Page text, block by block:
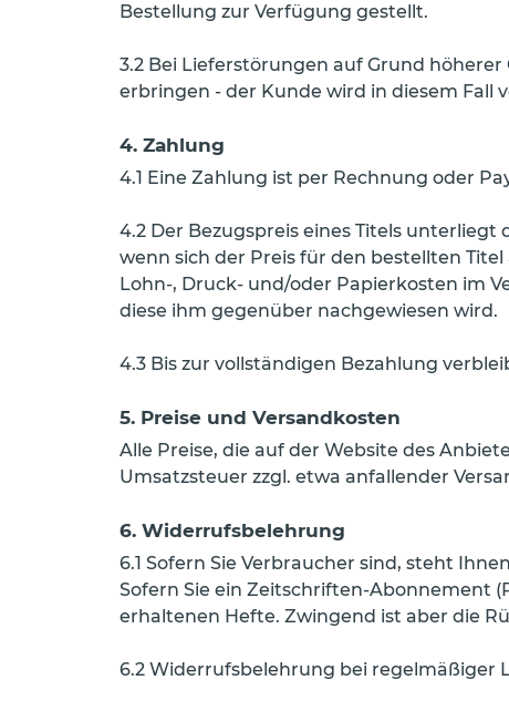
Bestellung zur Verfügung gestellt.
3.2 Bei Lieferstörungen auf Grund
erbringen - der Kunde wird in diesem Fall
4. Zahlung
4.1 Eine Zahlung ist per Rechnung oder
4.2 Der Bezugspreis eines Titels
wenn sich der Preis für den bestellten
Lohn-, Druck- und/oder Papierkosten im
diese ihm gegenüber nachgewiesen wird.
4.3 Bis zur vollständigen Bezahlung
5. Preise und Versandkosten
Alle Preise, die auf der Website des
Umsatzsteuer zzgl. etwa anfallender
6. Widerrufsbelehrung
6.1 Sofern Sie Verbraucher sind, steht
Sofern Sie ein Zeitschriften-Abonnement
erhaltenen Hefte. Zwingend ist aber die
6.2 Widerrufsbelehrung bei regelmäßiger